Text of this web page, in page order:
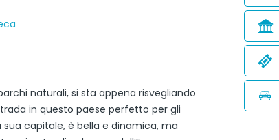
naturali, si sta appena risvegliando
in questo paese perfetto per gli
sua capitale, è bella e dinamica, ma